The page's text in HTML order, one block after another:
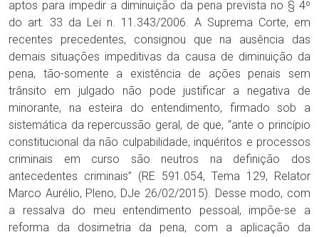
aptos para impedir a diminuição da pena prevista no § 4º
do art. 33 da Lei n. 11.343/2006. A Suprema Corte, em
recentes precedentes, consignou que na ausência das
demais situações impeditivas da causa de diminuição da
pena, tão-somente a existência de ações penais sem
trânsito em julgado não pode justificar a negativa de
minorante, na esteira do entendimento, firmado sob a
sistemática da repercussão geral, de que, “ante o princípio
constitucional da não culpabilidade, inquéritos e processos
criminais em curso são neutros na definição dos
antecedentes criminais” (RE 591.054, Tema 129, Relator
Marco Aurélio, Pleno, DJe 26/02/2015). Desse modo, com
a ressalva do meu entendimento pessoal, impõe-se a
reforma da dosimetria da pena, com a aplicação da